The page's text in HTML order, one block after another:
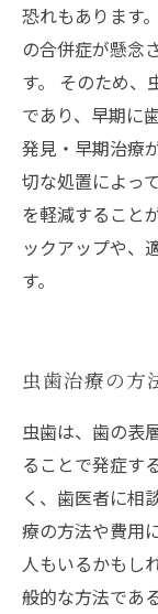
恐れもあります
の合併症が懸念
す。 そのため、
であり、早期に
発見・早期治療
切な処置によっ
を軽減すること
ックアップや、
す。
虫歯治療の方
虫歯は、歯の表
ることで発症す
く、歯医者に相
療の方法や費用
人もいるかもし
般的な方法であ